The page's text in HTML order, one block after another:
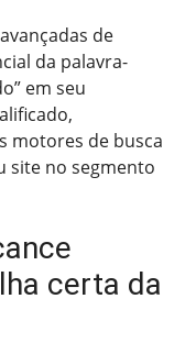
de
da palavra-
em seu
motores de busca
site no segmento
certa da